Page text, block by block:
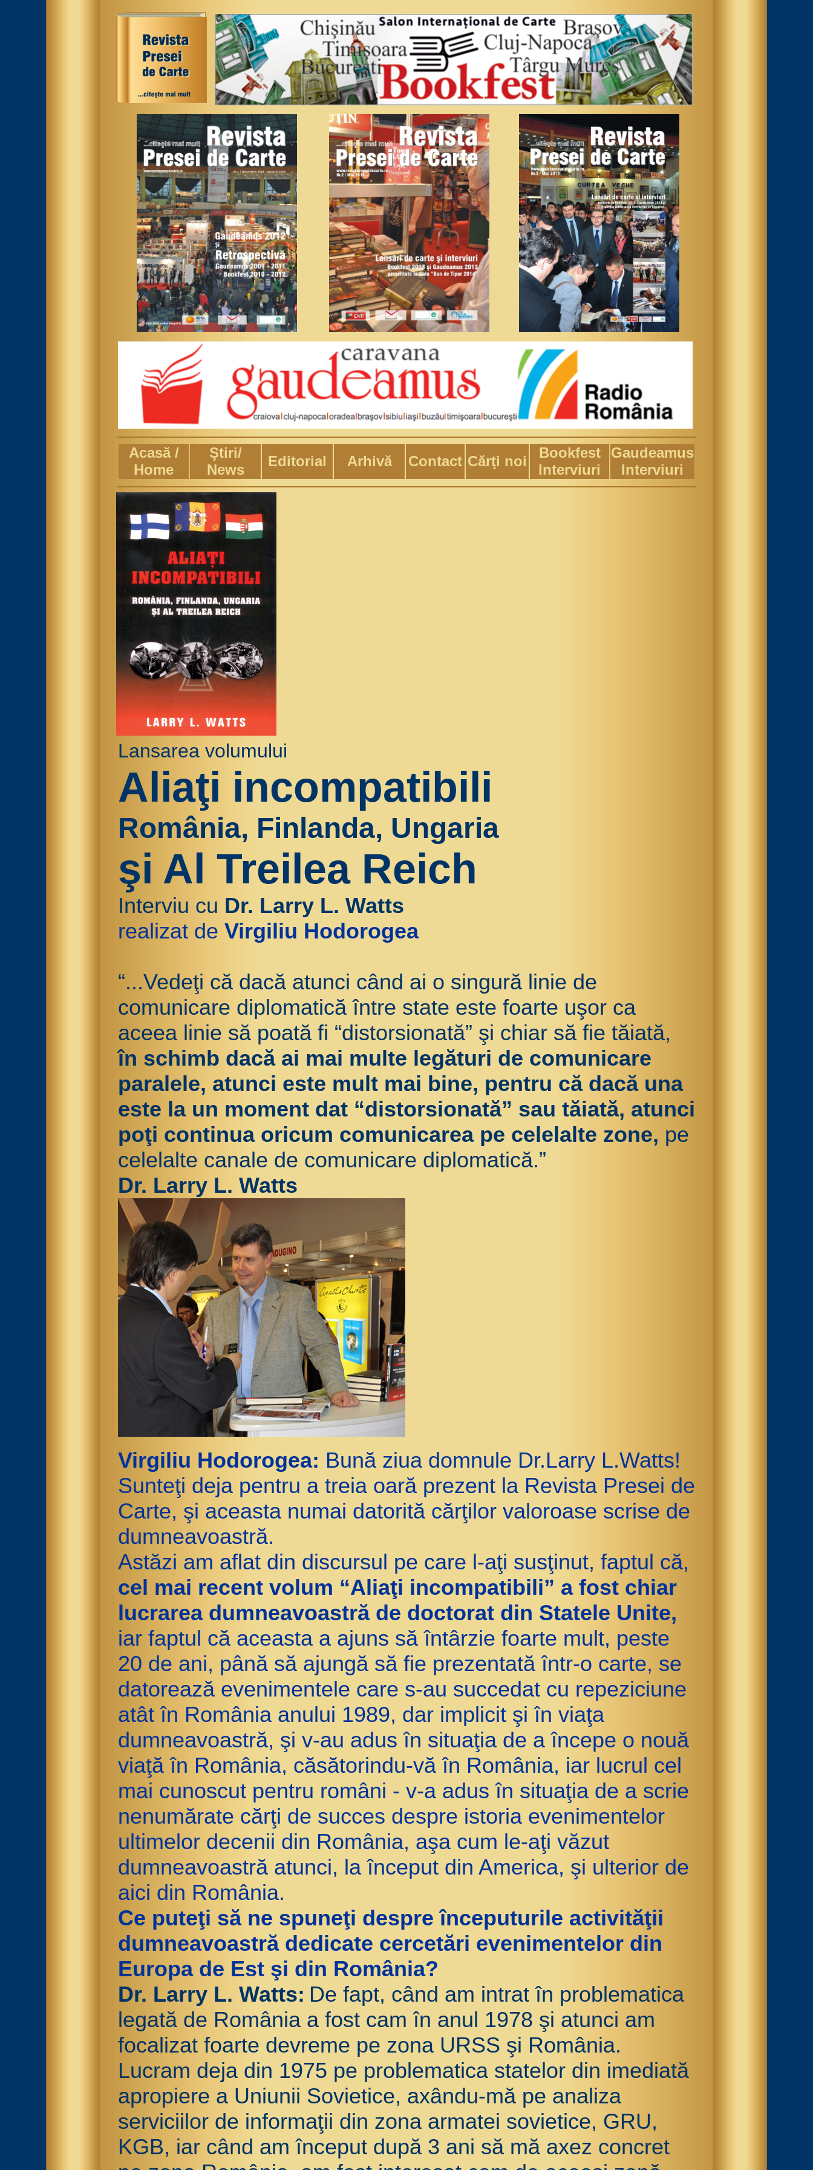
Acasă /
Home
Ştiri/
News
Editorial Arhivă Contact Cărţi noi
Bookfest
Interviuri
Gaudeamus
Interviuri
Lansarea volumului
Aliaţi incompatibili
România, Finlanda, Ungaria
şi Al Treilea Reich
Interviu cu Dr. Larry L. Watts
realizat de Virgiliu Hodorogea
“...Vedeţi că dacă atunci când ai o singură linie de
comunicare diplomatică între state este foarte uşor ca
aceea linie să poată fi “distorsionată” şi chiar să fie tăiată,
în schimb dacă ai mai multe legături de comunicare
paralele, atunci este mult mai bine, pentru că dacă una
este la un moment dat “distorsionată” sau tăiată, atunci
poţi continua oricum comunicarea pe celelalte zone, pe
celelalte canale de comunicare diplomatică.”
Dr. Larry L. Watts
Virgiliu Hodorogea: Bună ziua domnule Dr.Larry L.Watts!
Sunteţi deja pentru a treia oară prezent la Revista Presei de
Carte, şi aceasta numai datorită cărţilor valoroase scrise de
dumneavoastră.
Astăzi am aflat din discursul pe care l-aţi susţinut, faptul că,
cel mai recent volum “Aliaţi incompatibili” a fost chiar
lucrarea dumneavoastră de doctorat din Statele Unite,
iar faptul că aceasta a ajuns să întârzie foarte mult, peste
20 de ani, până să ajungă să fie prezentată într-o carte, se
datorează evenimentele care s-au succedat cu repeziciune
atât în România anului 1989, dar implicit şi în viaţa
dumneavoastră, şi v-au adus în situaţia de a începe o nouă
viaţă în România, căsătorindu-vă în România, iar lucrul cel
mai cunoscut pentru români - v-a adus în situaţia de a scrie
nenumărate cărţi de succes despre istoria evenimentelor
ultimelor decenii din România, aşa cum le-aţi văzut
dumneavoastră atunci, la început din America, şi ulterior de
aici din România.
Ce puteţi să ne spuneţi despre începuturile activităţii
dumneavoastră dedicate cercetări evenimentelor din
Europa de Est şi din România?
Dr. Larry L. Watts: De fapt, când am intrat în problematica
legată de România a fost cam în anul 1978 şi atunci am
focalizat foarte devreme pe zona URSS şi România.
Lucram deja din 1975 pe problematica statelor din imediată
apropiere a Uniunii Sovietice, axându-mă pe analiza
serviciilor de informaţii din zona armatei sovietice, GRU,
KGB, iar când am început după 3 ani să mă axez concret